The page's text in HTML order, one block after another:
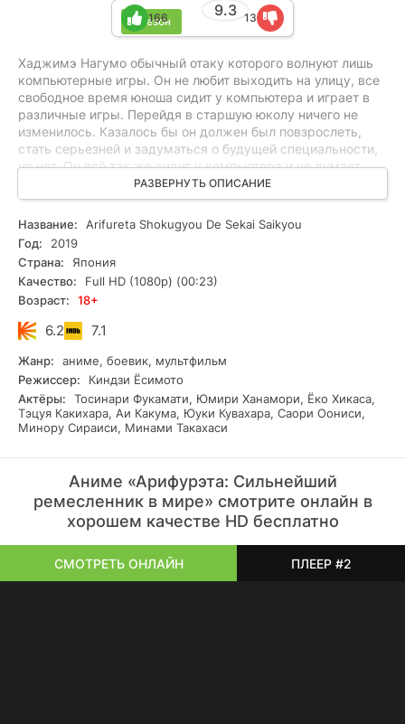
1 сезон
9.3
166 13
Хаджимэ Нагумо обычный отаку которого волнуют лишь
компьютерные игры. Он не любит выходить на улицу, все
свободное время юноша сидит у компьютера и играет в
различные игры. Перейдя в старшую юколу ничего не
изменилось. Казалось бы он должен был повзрослеть,
стать серьезней и задуматься о будущей специальности,
но нет. Он всё так же сидит у компьютера и не думает
меняться. Привычная жизнь Нагумо изменилась во время
школьной экскурсии. Каким-то магическим образом он и
его школьные приятели переместились в параллельный
мир в котором царит магия. Если для старшеклассников
это место кажется опасным и они скорее хотят
вернуться, то Хаджима наоборот будто бы вернулся
домой. Ведь это место так напоминает ему виртуальные
миры в которых он провел не одну сотню часов. Местные
жители верят что прибывшие из параллельного мира
парни и девушки прославленные герои которые спасут
это место от злодея решившего поработить все живое и
узурпировать власть на континенте.
РАЗВЕРНУТЬ ОПИСАНИЕ
Название:
Arifureta Shokugyou De Sekai Saikyou
Год:
2019
Страна:
Япония
Качество:
Full HD (1080p) (00:23)
Возраст:
18+
6.2 7.1
Жанр:
аниме, боевик, мультфильм
Режиссер:
Киндзи Ёсимото
Актёры:
Тосинари Фукамати, Юмири Ханамори, Ёко Хикаса,
Тэцуя Какихара, Аи Какума, Юуки Кувахара, Саори Оониси,
Минору Сираиси, Минами Такахаси
Аниме «Арифурэта: Сильнейший
ремесленник в мире» смотрите онлайн в
хорошем качестве HD бесплатно
СМОТРЕТЬ ОНЛАЙН ПЛЕЕР #2